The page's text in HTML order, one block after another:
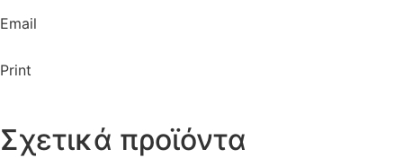
Email
Print
Σχετικά προϊόντα